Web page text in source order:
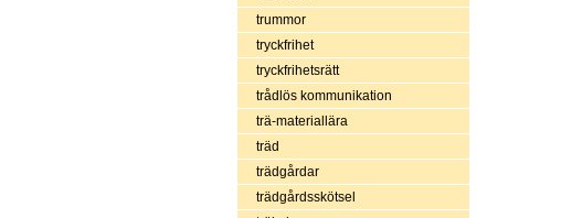
trummor
tryckfrihet
tryckfrihetsrätt
trådlös kommunikation
trä-materiallära
träd
trädgårdar
trädgårdsskötsel